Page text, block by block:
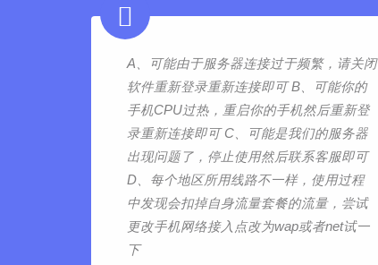
A、可能由于服务器连接过于频繁，请关闭
软件重新登录重新连接即可 B、可能你的
手机CPU过热，重启你的手机然后重新登
录重新连接即可 C、可能是我们的服务器
出现问题了，停止使用然后联系客服即可
D、每个地区所用线路不一样，使用过程
中发现会扣掉自身流量套餐的流量，尝试
更改手机网络接入点改为wap或者net试一
下